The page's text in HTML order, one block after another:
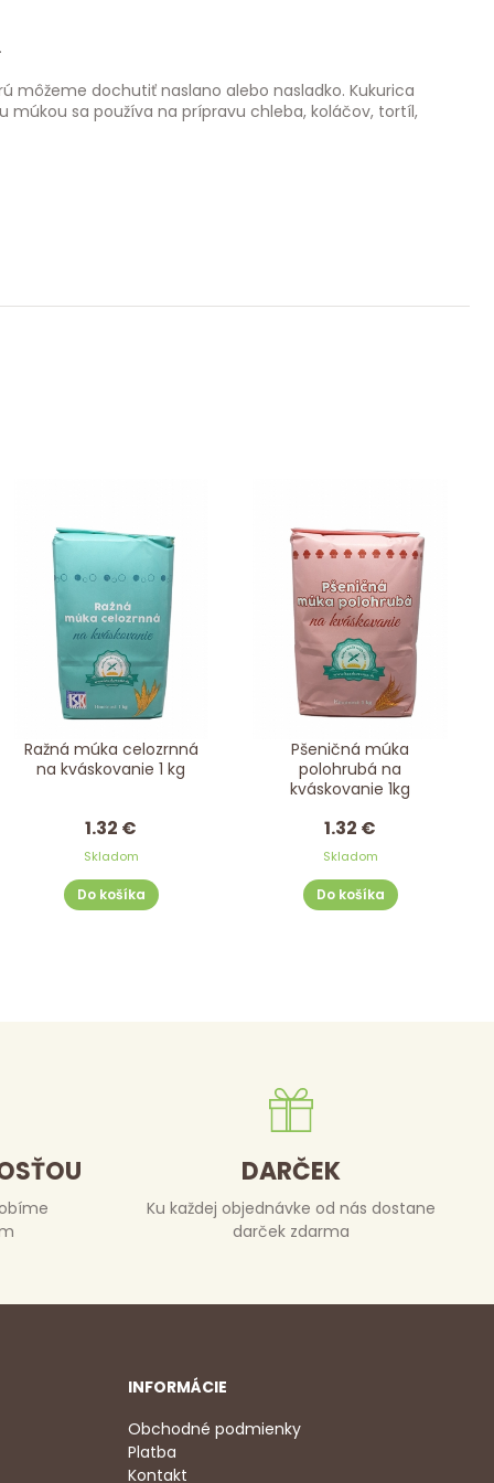
môžeme dochutiť naslano alebo nasladko. Kukurica
múkou sa používa na prípravu chleba, koláčov, tortíl,
Ražná múka celozrnná
na kváskovanie 1 kg
1.32 €
Skladom
Do košíka
Pšeničná múka
polohrubá na
kváskovanie 1kg
1.32 €
Skladom
Do košíka
DARČEK
Ku každej objednávke od nás dostane
darček zdarma
INFORMÁCIE
Obchodné podmienky
Platba
Kontakt